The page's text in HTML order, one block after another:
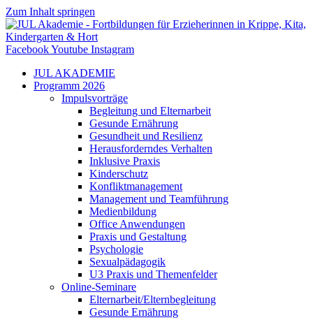
Zum Inhalt springen
FacebookYoutube Instagram
JUL AKADEMIE
Programm 2026
Impulsvorträge
Begleitung und Elternarbeit
Gesunde Ernährung
Gesundheit und Resilienz
Herausforderndes Verhalten
Inklusive Praxis
Kinderschutz
Konfliktmanagement
Management und Teamführung
Medienbildung
Office Anwendungen
Praxis und Gestaltung
Psychologie
Sexualpädagogik
U3 Praxis und Themenfelder
Online-Seminare
Elternarbeit/Elternbegleitung
Gesunde Ernährung